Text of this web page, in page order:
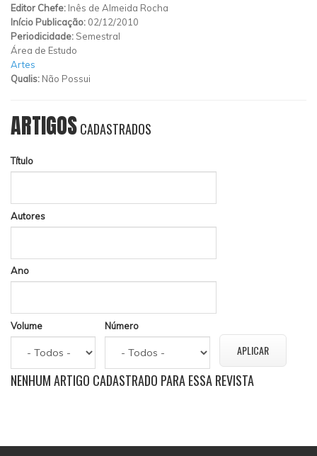
Editor Chefe: Inês de Almeida Rocha
Início Publicação: 02/12/2010
Periodicidade: Semestral
Área de Estudo
Artes
Qualis: Não Possui
ARTIGOSCADASTRADOS
Título
Autores
Ano
Volume Número
NENHUM ARTIGO CADASTRADO PARA ESSA REVISTA